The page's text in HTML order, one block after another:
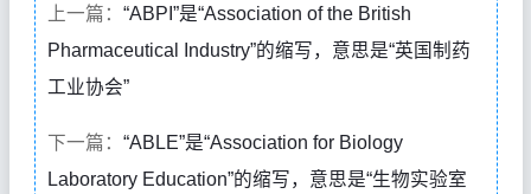
上一篇： “ABPI”是“Association of the British
Pharmaceutical Industry”的缩写，意思是“英国制药
工业协会”
下一篇： “ABLE”是“Association for Biology
Laboratory Education”的缩写，意思是“生物实验室